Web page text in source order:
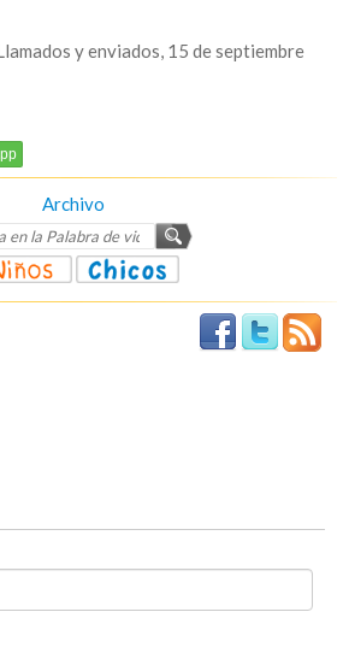
y enviados, 15 de septiembre
Archivo